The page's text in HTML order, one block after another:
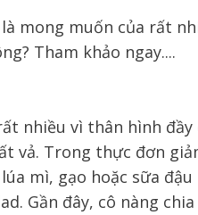
nhiều vì thân hình
vả. Trong thực đơn
mì, gạo hoặc sữa
Gần đây, cô nàng